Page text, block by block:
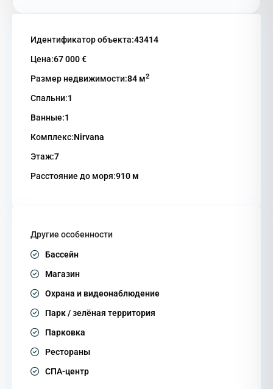
Идентификатор объекта:43414
Цена:67 000 €
Размер недвижимости:84 м2
Спальни:1
Ванные:1
Комплекс:Nirvana
Этаж:7
Расстояние до моря:910 м
Другие особенности
Бассейн
Магазин
Охрана и видеонаблюдение
Парк / зелёная территория
Парковка
Рестораны
СПА-центр